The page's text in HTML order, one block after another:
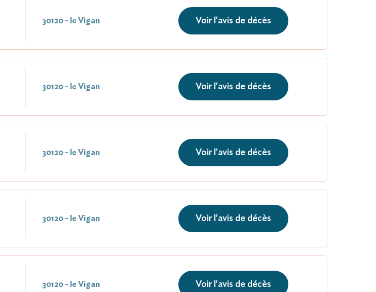
30120 - le Vigan Voir l'avis de décès
30120 - le Vigan Voir l'avis de décès
30120 - le Vigan Voir l'avis de décès
30120 - le Vigan Voir l'avis de décès
30120 - le Vigan Voir l'avis de décès